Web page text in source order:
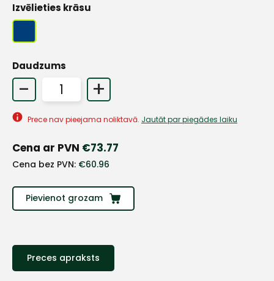
Izvēlieties krāsu
Daudzums
- +
Prece nav pieejama noliktavā. Jautāt par piegādes laiku
Cena ar PVN €73.77
Cena bez PVN: €60.96
Pievienot grozam
Preces apraksts
+